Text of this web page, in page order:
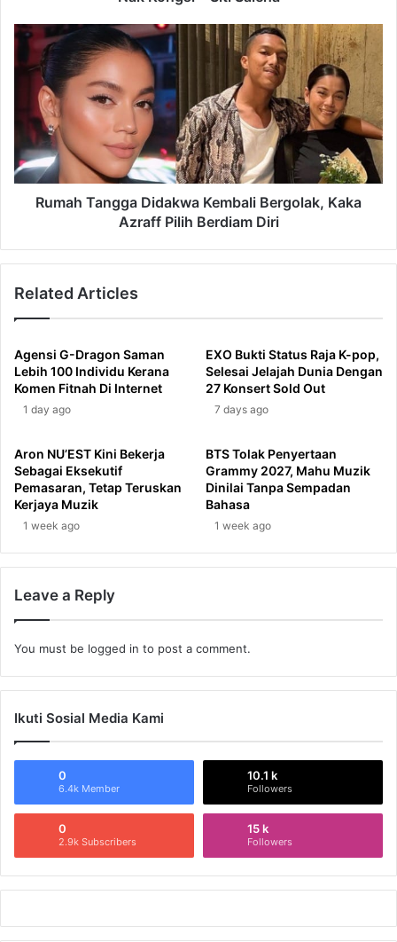
Rumah
Tangga
Didakwa
Kembali
Bergolak,
Kaka
Azraff
Pilih
Berdiam
Rumah Tangga Didakwa Kembali Bergolak, Kaka
Azraff Pilih Berdiam Diri
Related Articles
Agensi G-Dragon Saman
Lebih 100 Individu Kerana
Komen Fitnah Di Internet
1 day ago
EXO Bukti Status Raja K-pop,
Selesai Jelajah Dunia Dengan
27 Konsert Sold Out
7 days ago
Aron NU’EST Kini Bekerja
Sebagai Eksekutif
Pemasaran, Tetap Teruskan
Kerjaya Muzik
1 week ago
BTS Tolak Penyertaan
Grammy 2027, Mahu Muzik
Dinilai Tanpa Sempadan
Bahasa
1 week ago
Leave a Reply
You must be logged in to post a comment.
Ikuti Sosial Media Kami
0
6.4k Member
10.1 k
Followers
0
2.9k Subscribers
15 k
Followers